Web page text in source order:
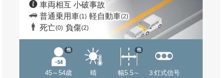
車両相互 小破事故
普通乗用車(1) 軽自動車(2)
死亡(0) 負傷(2)
45～54歳
他
晴
幅5.5～
他
３灯式信号